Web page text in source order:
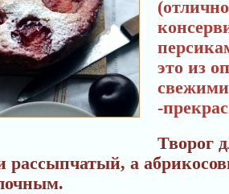
это из
-
Творог
рассыпчатый, а